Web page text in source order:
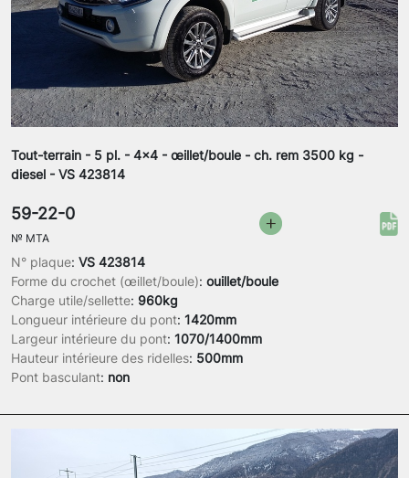
Tout-terrain - 5 pl. - 4x4 - œillet/boule - ch. rem 3500 kg -
diesel - VS 423814
N° plaque: VS 423814
Forme du crochet (œillet/boule): ouillet/boule
Charge utile/sellette: 960kg
Longueur intérieure du pont: 1420mm
Largeur intérieure du pont: 1070/1400mm
Hauteur intérieure des ridelles: 500mm
Pont basculant: non
59-22-0
№ MTA